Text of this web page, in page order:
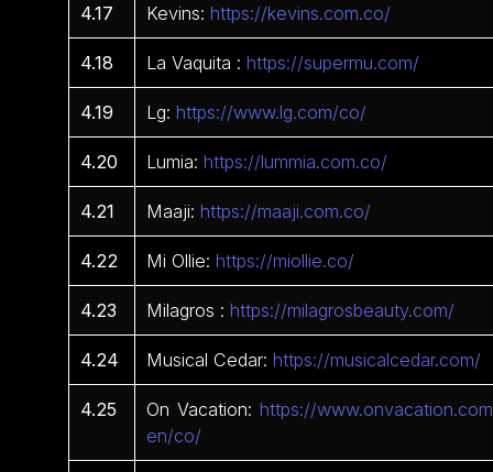
4.17 Kevins:https://kevins.com.co/
4.18 La Vaquita :https://supermu.com/
4.19 Lg:https://www.lg.com/co/
4.20 Lumia:https://lummia.com.co/
4.21 Maaji:https://maaji.com.co/
4.22 Mi Ollie:https://miollie.co/
4.23 Milagros :https://milagrosbeauty.com/
4.24 Musical Cedar:https://musicalcedar.com/
4.25 On Vacation:https://
en/co/